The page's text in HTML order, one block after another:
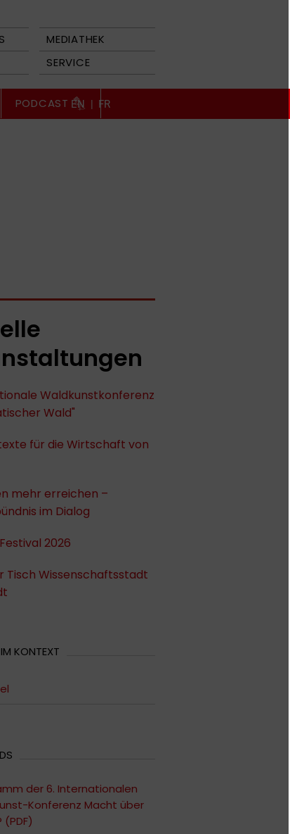
MEDIATHEK
SERVICE
PODCAST EN | FR
Waldkunstkonferenz
Wald"
für die Wirtschaft von
mehr erreichen –
im Dialog
2026
Tisch Wissenschaftsstadt
KONTEXT
der 6. Internationalen
Konferenz Macht über
(PDF)